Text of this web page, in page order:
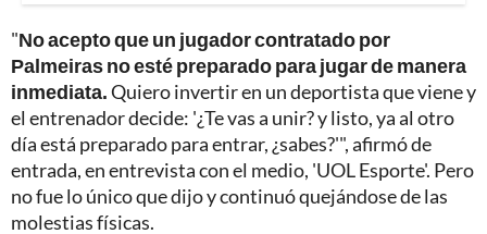
"No acepto que un jugador contratado por
Palmeiras no esté preparado para jugar de manera
inmediata.Quiero invertir en un deportista que viene y
el entrenador decide: '¿Te vas a unir? y listo, ya al otro
día está preparado para entrar, ¿sabes?'", afirmó de
entrada, en entrevista con el medio, 'UOL Esporte'. Pero
no fue lo único que dijo y continuó quejándose de las
molestias físicas.